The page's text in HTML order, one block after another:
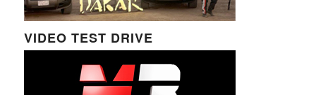
VIDEO TEST DRIVE